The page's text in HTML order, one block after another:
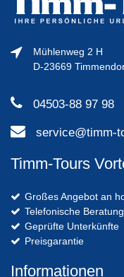
Mühlenweg 2 H
D-23669
04503-88 97 98
service@timm-
Timm-Tours
Großes Angebot an
Telefonische Beratung
Geprüfte Unterkünfte
Preisgarantie
Informationen